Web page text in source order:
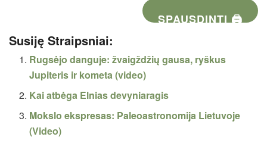
SPAUSDINTI 🖨
Susiję Straipsniai:
Rugsėjo danguje: žvaigždžių gausa, ryškus
Jupiteris ir kometa (video)
Kai atbėga Elnias devyniaragis
Mokslo ekspresas: Paleoastronomija Lietuvoje
(Video)